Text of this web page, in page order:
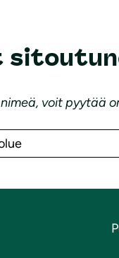
voit pyytää